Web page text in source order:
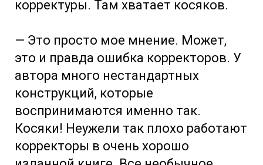
корректуры. Там хватает косяков.
— Это просто мое мнение. Может,
это и правда ошибка корректоров. У
автора много нестандартных
конструкций, которые
воспринимаются именно так.
Косяки! Неужели так плохо работают
корректоры в очень хорошо